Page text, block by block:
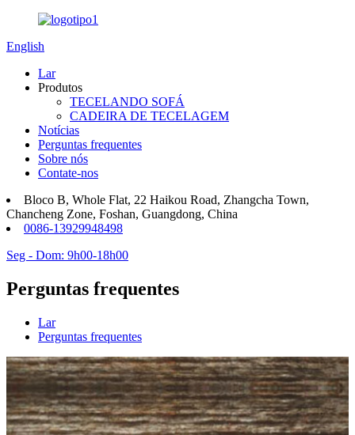
English
Lar
Produtos
TECELANDO SOFÁ
CADEIRA DE TECELAGEM
Notícias
Perguntas frequentes
Sobre nós
Contate-nos
Bloco B, Whole Flat, 22 Haikou Road, Zhangcha Town,
Chancheng Zone, Foshan, Guangdong, China
0086-13929948498
Seg - Dom: 9h00-18h00
Perguntas frequentes
Lar
Perguntas frequentes